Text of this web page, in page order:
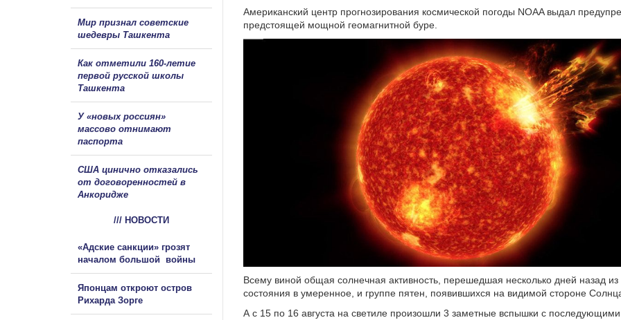
Американский центр прогнозирования космической погоды NOAA выдал
предстоящей мощной геомагнитной буре.
Всему виной общая солнечная активность, перешедшая несколько дней назад из
состояния в умеренное, и группе пятен, появившихся на видимой стороне
А с 15 по 16 августа на светиле произошли 3 заметные вспышки с
Мир признал советские
шедевры Ташкента
Как отметили 160-летие
первой русской школы
Ташкента
У «новых россиян»
массово отнимают
паспорта
США цинично отказались
от договоренностей в
Анкоридже
/// НОВОСТИ
«Адские санкции» грозят
началом большой войны
Японцам откроют остров
Рихарда Зорге